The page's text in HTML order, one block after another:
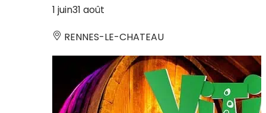
1 juin31 août
RENNES-LE-CHATEAU